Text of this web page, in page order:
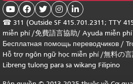
    
☎ 311 (Outside SF 415.701.2311; TTY
miễn phí /免費語言協助/ Ayuda miễn
Бесплатная помощь переводчиков /
Hỗ trợ ngôn ngữ học miễn phí/無料の
Libreng tulong para sa wikang Filipino